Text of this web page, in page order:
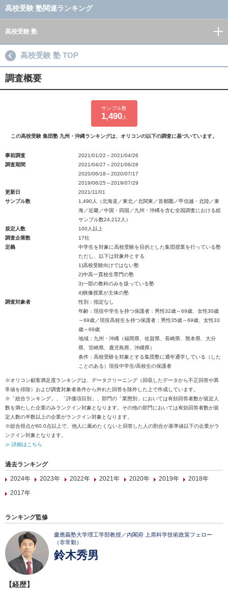
高校受験 塾関連ランキング
高校受験 塾
高校受験 塾 TOP
調査概要
サンプル数
1,490人
この高校受験 集団塾 九州・沖縄ランキングは、オリコンの以下の調査に基づいています。
事前調査
2021/01/22～2021/04/26
調査期間
2021/04/27～2021/06/28
2020/06/18～2020/07/17
2019/06/25～2019/07/29
更新日
2021/11/01
サンプル数
1,490人（北海道／東北／北関東／首都圏／甲信越・北陸／東
海／近畿／中国・四国／九州・沖縄を含む全国調査における総
サンプル数24,212人）
規定人数
100人以上
調査企業数
17社
定義
中学生を対象に高校受験を目的とした集団授業を行っている塾
ただし、以下は対象外とする
1)高校受験向けではない塾
2)中高一貫校生専門の塾
3)一部の教科のみを扱っている塾
4)映像授業が主体の塾
調査対象者
性別：指定なし
年齢：現役中学生を持つ保護者：男性32歳～69歳、女性30歳
～69歳／現役高校生を持つ保護者：男性35歳～69歳、女性33
歳～69歳
地域：九州・沖縄（福岡県、佐賀県、長崎県、熊本県、大分
県、宮崎県、鹿児島県、沖縄県）
条件：高校受験を対象とする集団塾に通年通学している（した
ことのある）現役中学生/高校生の保護者
※オリコン顧客満足度ランキングは、データクリーニング（回収したデータから不正回答や異
常値を排除）および調査対象者条件から外れた回答を除外した上で作成しています。
※「総合ランキング」、「評価項目別」、部門の「業態別」においては有効回答者数が規定人
数を満たした企業のみランクイン対象となります。その他の部門においては有効回答者数が規
定人数の半数以上の企業がランクイン対象となります。
※総合得点が60.0点以上で、他人に薦めたくないと回答した人の割合が基準値以下の企業がラ
ンクイン対象となります。
≫ 詳細はこちら
過去ランキング
2024年
2023年 2022年 2021年 2020年 2019年
2018年
2017年
ランキング監修
慶應義塾大学理工学部教授／内閣府 上席科学技術政策フェロー
（非常勤）
鈴木秀男
【経歴】